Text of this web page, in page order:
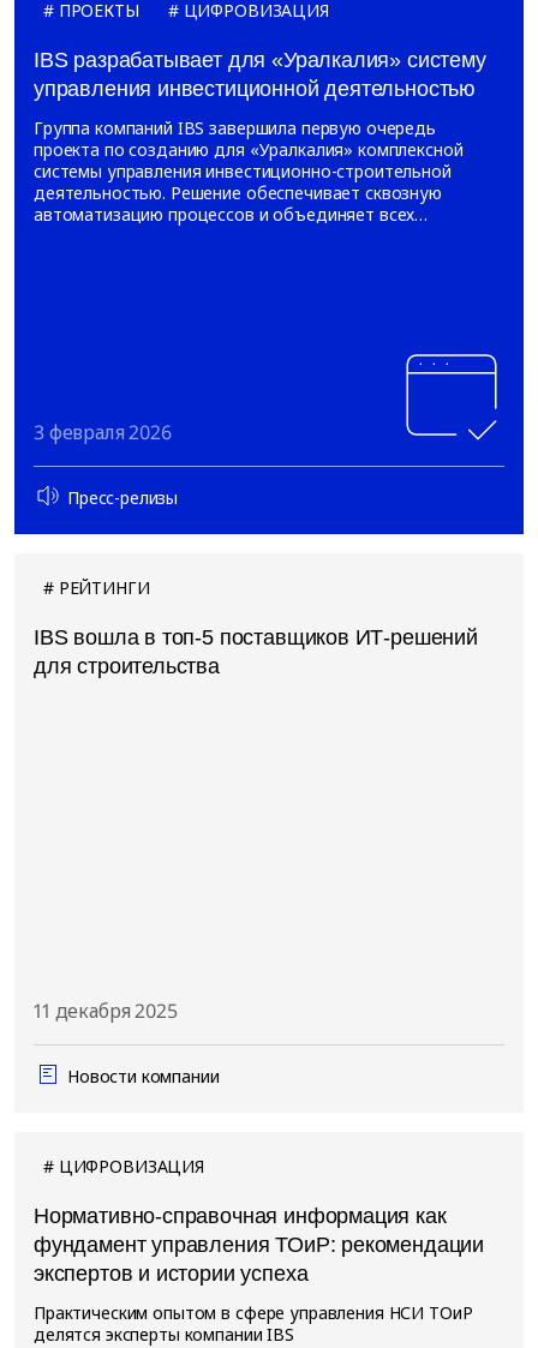
ПРОЕКТЫ ЦИФРОВИЗАЦИЯ
IBS разрабатывает для «Уралкалия» систему
управления инвестиционной деятельностью
Группа компаний IBS завершила первую очередь
проекта по созданию для «Уралкалия» комплексной
системы управления инвестиционно-строительной
деятельностью. Решение обеспечивает сквозную
автоматизацию процессов и объединяет всех
3 февраля 2026
Пресс-релизы
РЕЙТИНГИ
IBS вошла в топ-5 поставщиков ИТ-решений
для строительства
11 декабря 2025
Новости компании
ЦИФРОВИЗАЦИЯ
Нормативно-справочная информация как
фундамент управления ТОиР: рекомендации
экспертов и истории успеха
Практическим опытом в сфере управления НСИ ТОиР
делятся эксперты компании IBS